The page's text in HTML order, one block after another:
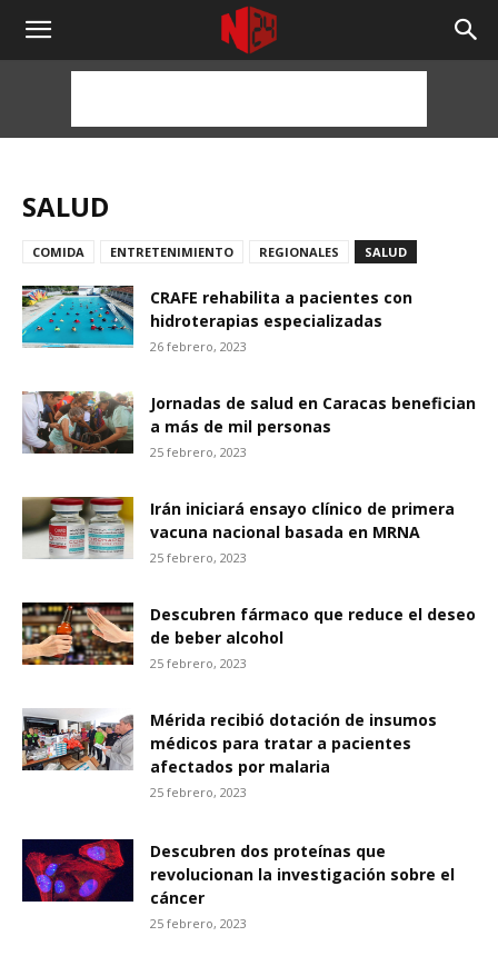
NOTICIAS
HORAS
SALUD
COMIDA ENTRETENIMIENTO REGIONALES SALUD
CRAFE rehabilita a pacientes con
hidroterapias especializadas
26 febrero, 2023
Jornadas de salud en Caracas benefician
a más de mil personas
25 febrero, 2023
Irán iniciará ensayo clínico de primera
vacuna nacional basada en MRNA
25 febrero, 2023
Descubren fármaco que reduce el deseo
de beber alcohol
25 febrero, 2023
Mérida recibió dotación de insumos
médicos para tratar a pacientes
afectados por malaria
25 febrero, 2023
Descubren dos proteínas que
revolucionan la investigación sobre el
cáncer
25 febrero, 2023